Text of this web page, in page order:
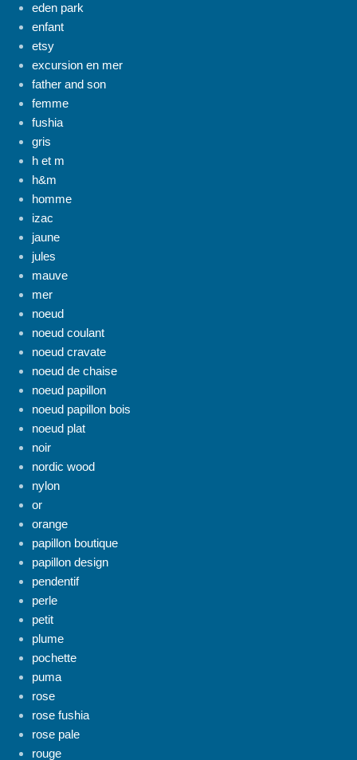
eden park
enfant
etsy
excursion en mer
father and son
femme
fushia
gris
h et m
h&m
homme
izac
jaune
jules
mauve
mer
noeud
noeud coulant
noeud cravate
noeud de chaise
noeud papillon
noeud papillon bois
noeud plat
noir
nordic wood
nylon
or
orange
papillon boutique
papillon design
pendentif
perle
petit
plume
pochette
puma
rose
rose fushia
rose pale
rouge